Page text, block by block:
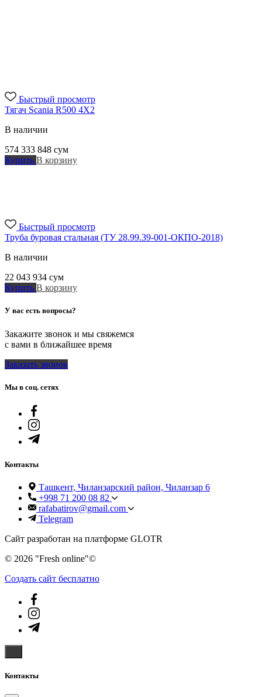
Быстрый просмотр
Тягач Scania R500 4X2
В наличии
574 333 848 сум
Купить В корзину
Быстрый просмотр
Труба буровая стальная (ТУ 28.99.39-001-ОКПО-2018)
В наличии
22 043 934 сум
Купить В корзину
У вас есть вопросы?
Закажите звонок и мы свяжемся
с вами в ближайшее время
Заказать звонок
Мы в соц. сетях
Контакты
Ташкент, Чиланзарский район, Чиланзар 6
+998 71 200 08 82
rafabatirov@gmail.com
Telegram
Сайт разработан на платформе GLOTR
© 2026 "Fresh online"©️
Создать cайт бесплатно
Контакты